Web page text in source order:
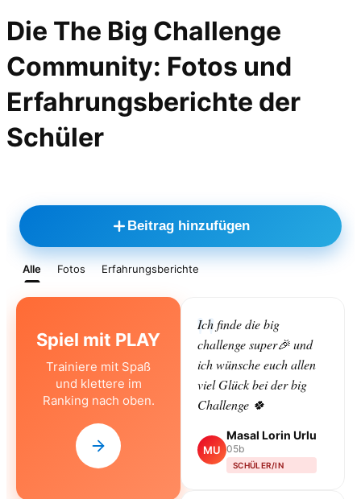
Die The Big Challenge
Community: Fotos und
Erfahrungsberichte der
Schüler
Beitrag hinzufügen
Alle Fotos Erfahrungsberichte
Spiel mit PLAY
Trainiere mit Spaß
und klettere im
Ranking nach oben.
Ich finde die big
challenge super🎉 und
ich wünsche euch allen
viel Glück bei der big
Challenge 🍀
MU
Masal Lorin Urlu
05b
SCHÜLER/IN